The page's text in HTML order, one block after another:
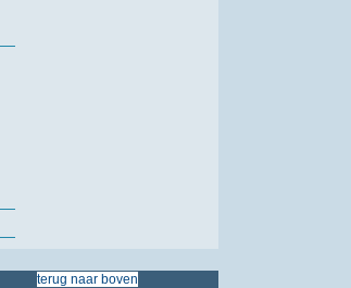
terug naar boven